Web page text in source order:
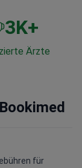
3K+
Ärzte
für